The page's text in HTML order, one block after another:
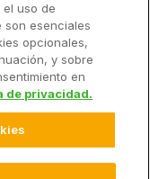
los derechos.
uso de
son esenciales
opcionales,
y sobre
en
de privacidad.